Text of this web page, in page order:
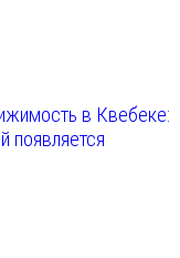
в Квебеке:
появляется